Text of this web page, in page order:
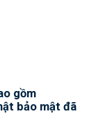
gồm
bảo mật đã